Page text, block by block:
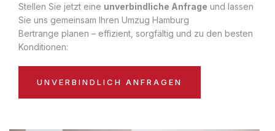
Stellen Sie jetzt eine unverbindliche Anfrage und lassen
Sie uns gemeinsam Ihren Umzug Hamburg
Bertrange planen – effizient, sorgfältig und zu den besten
Konditionen:
UNVERBINDLICH ANFRAGEN